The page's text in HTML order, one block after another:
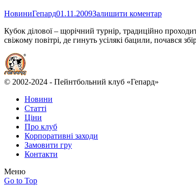
НовиниГепард01.11.2009Залишити коментар
Кубок ділової – щорічний турнір, традиційно
свіжому повітрі, де гинуть усілякі бацили, почався
© 2002-2024 - Пейнтбольний клуб «Гепард»
Новини
Статті
Ціни
Про клуб
Корпоративні заходи
Замовити гру
Контакти
Меню
Go to Top